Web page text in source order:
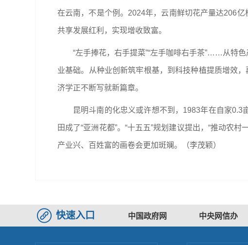
在云南，不是个例。2024年，云南鲜切花产量达206
共享发展红利，实现增收致富。
“左手捧花，右手提菜”“左手咖啡右手茶”……从特
业基础。从种业创新筑牢根基，到科技种植提质增效
济学正不断写就新篇章。
昆明斗南的化忠义或许想不到，1983年在自家
田成了“亚洲花都”。“十五五”规划建议提出，“推动农
产业兴、百姓富的画卷会更加斑斓。 （李茂颖）
快速入口 中国政府网 中央网信办